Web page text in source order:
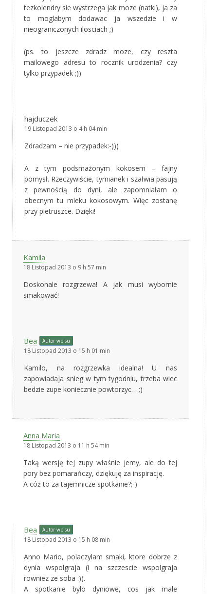
tezkolendry sie wystrzega jak moze (natki), ja za
to moglabym dodawac ja wszedzie i w
nieograniczonych ilosciach ;)
(ps. to jeszcze zdradz moze, czy reszta
mailowego adresu to rocznik urodzenia? czy
tylko przypadek ;))
hajduczek
19 Listopad 2013 o 4 h 04 min
Zdradzam – nie przypadek:-)))
A z tym podsmażonym kokosem – fajny
pomysł. Rzeczywiście, tymianek i szałwia pasują
z pewnością do dyni, ale zapomniałam o
obecnym tu mleku kokosowym. Więc zostanę
przy pietruszce. Dzięki!
Kamila
18 Listopad 2013 o 9 h 57 min
Doskonale rozgrzewa! A jak musi wybornie
smakować!
Bea Autor wpisu
18 Listopad 2013 o 15 h 01 min
Kamilo, na rozgrzewka idealna! U nas
zapowiadaja snieg w tym tygodniu, trzeba wiec
bedzie zupe koniecznie powtorzyc… ;)
Anna Maria
18 Listopad 2013 o 11 h 54 min
Taką wersję tej zupy właśnie jemy, ale do tej
pory bez pomarańczy, dziękuję za inspirację.
A cóż to za tajemnicze spotkanie?;-)
Bea Autor wpisu
18 Listopad 2013 o 15 h 08 min
Anno Mario, polaczylam smaki, ktore dobrze z
dynia wspolgraja (i na szczescie wspolgraja
rowniez ze soba :)).
A spotkanie bylo dyniowe, cos jak male